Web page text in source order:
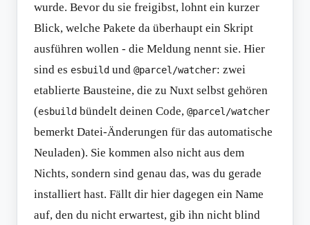
wurde. Bevor du sie freigibst, lohnt ein kurzer
Blick, welche Pakete da überhaupt ein Skript
ausführen wollen - die Meldung nennt sie. Hier
sind es esbuild und @parcel/watcher: zwei
etablierte Bausteine, die zu Nuxt selbst gehören
(esbuild bündelt deinen Code, @parcel/watcher
bemerkt Datei-Änderungen für das automatische
Neuladen). Sie kommen also nicht aus dem
Nichts, sondern sind genau das, was du gerade
installiert hast. Fällt dir hier dagegen ein Name
auf, den du nicht erwartest, gib ihn nicht blind